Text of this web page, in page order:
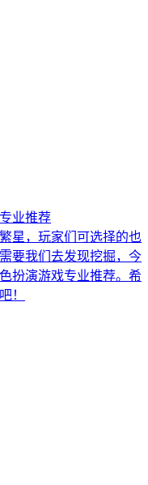
业推荐
星，玩家们可选择的也
要我们去发现挖掘，今
扮演游戏专业推荐。希
！